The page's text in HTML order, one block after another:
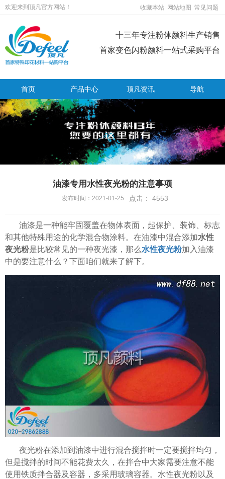
欢迎来到顶凡官方网站！ 收藏本站 网站地图 常见问题
十三年专注粉体颜料生产销售
首家变色闪粉颜料一站式采购平台
首页 产品中心 顶凡资讯 导航
油漆专用水性夜光粉的注意事项
发布时间：2021-01-25 点击： 4553
油漆是一种能牢固覆盖在物体表面，起保护、装饰、标志
和其他特殊用途的化学混合物涂料。在油漆中混合添加水性
夜光粉是比较常见的一种夜光漆，那么水性夜光粉加入油漆
中的要注意什么？下面咱们就来了解下。
夜光粉在添加到油漆中进行混合搅拌时一定要搅拌均匀，
但是搅拌的时间不能花费太久，在拌合中大家需要注意不能
使用铁质拌合器及容器，多采用玻璃容器。水性夜光粉以及